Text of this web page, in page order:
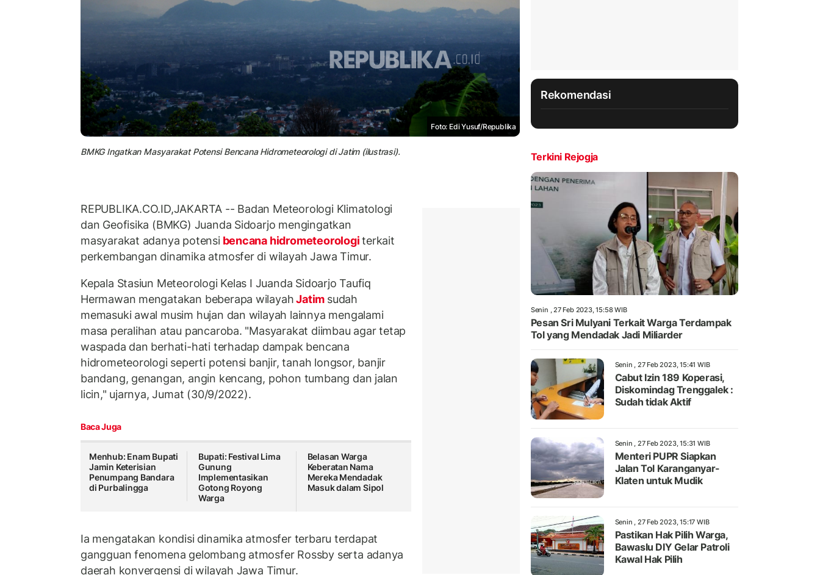
Foto: Edi Yusuf/Republika
BMKG Ingatkan Masyarakat Potensi Bencana Hidrometeorologi di Jatim (ilustrasi).
REPUBLIKA.CO.ID,JAKARTA -- Badan Meteorologi Klimatologi
dan Geofisika (BMKG) Juanda Sidoarjo mengingatkan
masyarakat adanya potensibencana hidrometeorologiterkait
perkembangan dinamika atmosfer di wilayah Jawa Timur.
Kepala Stasiun Meteorologi Kelas I Juanda Sidoarjo Taufiq
Hermawan mengatakan beberapa wilayahJatim sudah
memasuki awal musim hujan dan wilayah lainnya mengalami
masa peralihan atau pancaroba. "Masyarakat diimbau agar tetap
waspada dan berhati-hati terhadap dampak bencana
hidrometeorologi seperti potensi banjir, tanah longsor, banjir
bandang, genangan, angin kencang, pohon tumbang dan jalan
licin," ujarnya, Jumat (30/9/2022).
Baca Juga
Menhub: Enam Bupati
Jamin Keterisian
Penumpang Bandara
di Purbalingga
Bupati: Festival Lima
Gunung
Implementasikan
Gotong Royong
Warga
Belasan Warga
Keberatan Nama
Mereka Mendadak
Masuk dalam Sipol
Ia mengatakan kondisi dinamika atmosfer terbaru terdapat
gangguan fenomena gelombang atmosfer Rossby serta adanya
daerah konvergensi di wilayah Jawa Timur.
Rekomendasi
Terkini Rejogja
Senin , 27 Feb 2023, 15:58 WIB
Pesan Sri Mulyani Terkait Warga Terdampak
Tol yang Mendadak Jadi Miliarder
Senin , 27 Feb 2023, 15:41 WIB
Cabut Izin 189 Koperasi,
Diskomindag Trenggalek :
Sudah tidak Aktif
Senin , 27 Feb 2023, 15:31 WIB
Menteri PUPR Siapkan
Jalan Tol Karanganyar-
Klaten untuk Mudik
Senin , 27 Feb 2023, 15:17 WIB
Pastikan Hak Pilih Warga,
Bawaslu DIY Gelar Patroli
Kawal Hak Pilih